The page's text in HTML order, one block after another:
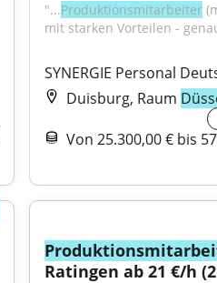
"...Produktionsmitarbeiter
mit starken Vorteilen -
SYNERGIE Personal
Duisburg, Raum
Von 25.300,00 € bis
Ratingen ab 21 €/h